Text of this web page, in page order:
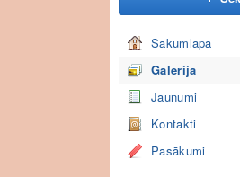
Sākumlapa
Galerija
Jaunumi
Kontakti
Pasākumi